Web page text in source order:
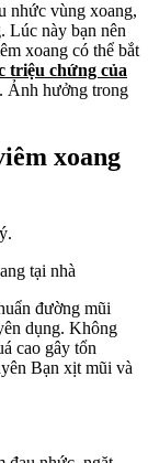
nhức vùng xoang,
Lúc này bạn nên
xoang có thể bắt
triệu chứng của
Ảnh hưởng trong
xoang
đường mũi
dụng. Không
cao gây tổn
Bạn xịt mũi và